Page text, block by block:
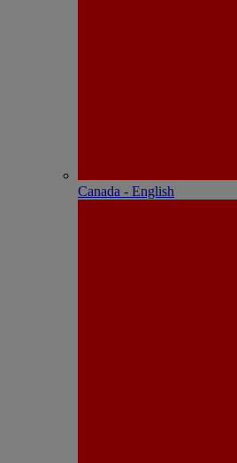
Canada - English